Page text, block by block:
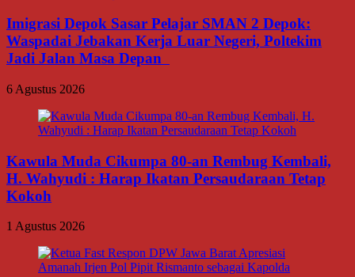
Imigrasi Depok Sasar Pelajar SMAN 2 Depok:
Waspadai Jebakan Kerja Luar Negeri, Poltekim
Jadi Jalan Masa Depan
6 Agustus 2026
Kawula Muda Cikumpa 80-an Rembug Kembali,
H. Wahyudi : Harap Ikatan Persaudaraan Tetap
Kokoh
1 Agustus 2026